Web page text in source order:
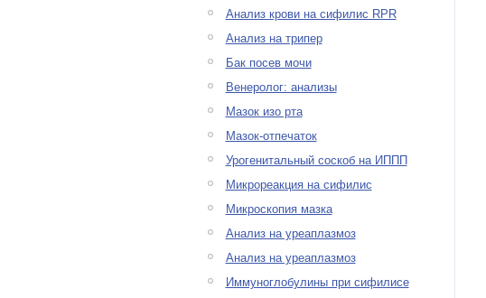
Анализ крови на сифилис RPR
Анализ на трипер
Бак посев мочи
Венеролог: анализы
Мазок изо рта
Мазок-отпечаток
Урогенитальный соскоб на ИППП
Микрореакция на сифилис
Микроскопия мазка
Анализ на уреаплазмоз
Анализ на уреаплазмоз
Иммуноглобулины при сифилисе